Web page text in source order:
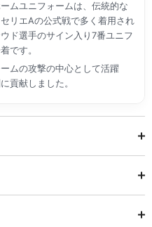
ムユニフォームは、伝統的な
リエAの公式戦で多く着用され
ド選手のサイン入り7番ユニフ
です。
ムの攻撃の中心として活躍
貢献しました。